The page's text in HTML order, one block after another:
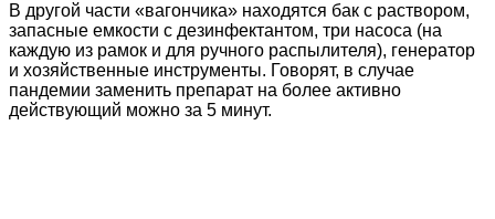
В другой части «вагончика» находятся бак с раствором,
запасные емкости с дезинфектантом, три насоса (на
каждую из рамок и для ручного распылителя), генератор
и хозяйственные инструменты. Говорят, в случае
пандемии заменить препарат на более активно
действующий можно за 5 минут.